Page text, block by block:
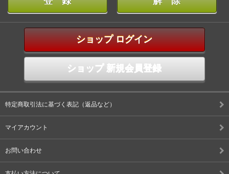
ショップ ログイン
ショップ 新規会員登録
特定商取引法に基づく表記（返品など）
マイアカウント
お問い合わせ